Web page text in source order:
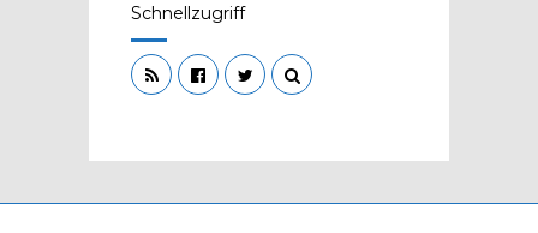
Schnellzugriff